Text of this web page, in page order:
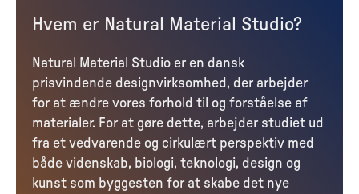
Hvem er Natural Material Studio?
Natural Material Studio er en dansk
prisvindende designvirksomhed, der arbejder
for at ændre vores forhold til og forståelse af
materialer. For at gøre dette, arbejder studiet ud
fra et vedvarende og cirkulært perspektiv med
både videnskab, biologi, teknologi, design og
kunst som byggesten for at skabe det nye